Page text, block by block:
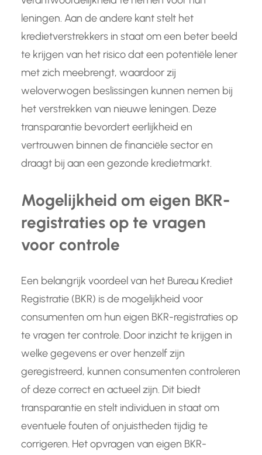
leningen. Aan de andere kant stelt het
kredietverstrekkers in staat om een beter beeld
te krijgen van het risico dat een potentiële lener
met zich meebrengt, waardoor zij
weloverwogen beslissingen kunnen nemen bij
het verstrekken van nieuwe leningen. Deze
transparantie bevordert eerlijkheid en
vertrouwen binnen de financiële sector en
draagt bij aan een gezonde kredietmarkt.
Mogelijkheid om eigen BKR-
registraties op te vragen
voor controle
Een belangrijk voordeel van het Bureau Krediet
Registratie (BKR) is de mogelijkheid voor
consumenten om hun eigen BKR-registraties op
te vragen ter controle. Door inzicht te krijgen in
welke gegevens er over henzelf zijn
geregistreerd, kunnen consumenten controleren
of deze correct en actueel zijn. Dit biedt
transparantie en stelt individuen in staat om
eventuele fouten of onjuistheden tijdig te
corrigeren. Het opvragen van eigen BKR-